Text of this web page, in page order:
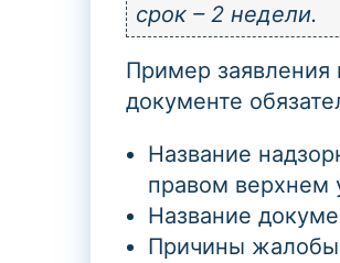
срок – 2 недели.
Пример заявления
документе
Название
правом верхнем
Название
Причины жалобы